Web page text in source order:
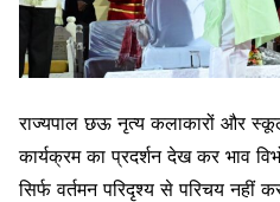
राज्यपाल छऊ नृत्य कलाकारों और
कार्यक्रम का प्रदर्शन देख कर भाव
सिर्फ वर्तमन परिदृश्य से परिचय नहीं